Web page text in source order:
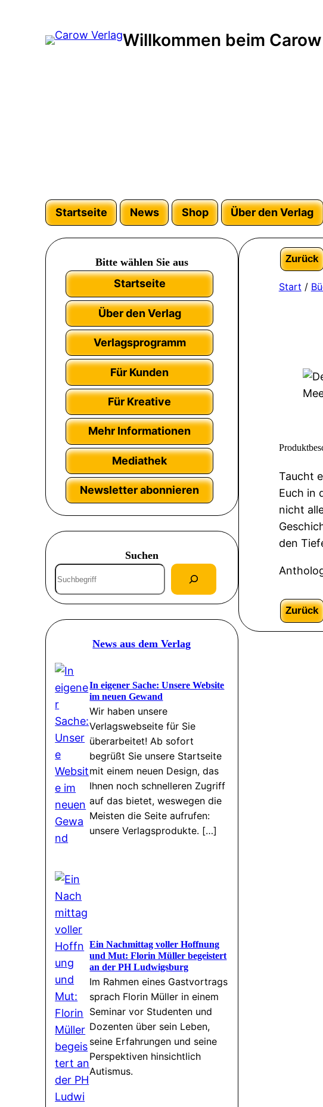
Willkommen beim
Startseite News Shop Über den Verlag
Bitte wählen Sie aus
Startseite
Über den Verlag
Verlagsprogramm
Für Kunden
Für Kreative
Mehr Informationen
Mediathek
Newsletter abonnieren
Suchen
S
u
c
h
News aus dem Verlag
In eigener Sache: Unsere Website
im neuen Gewand
Wir haben unsere
Verlagswebseite für Sie
überarbeitet! Ab sofort
begrüßt Sie unsere Startseite
mit einem neuen Design, das
Ihnen noch schnelleren Zugriff
auf das bietet, weswegen die
Meisten die Seite aufrufen:
unsere Verlagsprodukte. […]
Ein Nachmittag voller Hoffnung
und Mut: Florin Müller begeistert
an der PH Ludwigsburg
Im Rahmen eines Gastvortrags
sprach Florin Müller in einem
Seminar vor Studenten und
Dozenten über sein Leben,
seine Erfahrungen und seine
Perspektiven hinsichtlich
Autismus.
Zurück
Start /
Taucht
Euch in
nicht
den
Zurück